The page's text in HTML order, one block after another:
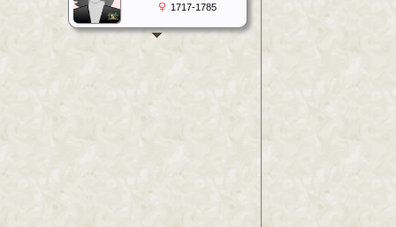
1717-1785